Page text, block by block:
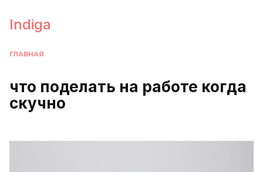
содержанию
Indiga
ГЛАВНАЯ
что поделать на работе когда
скучно